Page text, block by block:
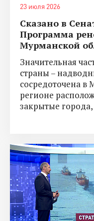
23 июля 2026
Сказано в
Программа
Мурманской
Значительная
страны –
сосредоточена в
регионе
закрытые